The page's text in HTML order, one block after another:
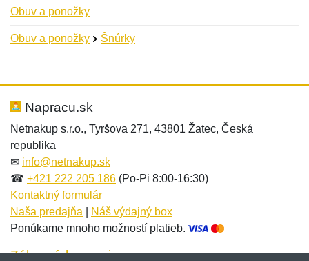
Obuv a ponožky
Obuv a ponožky Šnúrky
Hodnotenie:
Meno:*
E-mail:
Meno:
E-mail:*
Správa*
Napracu.sk
Netnakup s.r.o., Tyršova 271, 43801 Žatec, Česká
republika
✉ info@netnakup.sk
☎ +421 222 205 186 (Po-Pi 8:00-16:30)
Kontaktný formulár
Naša predajňa
Náš výdajný box
Ponúkame mnoho možností platieb.
Zákaznícky servis